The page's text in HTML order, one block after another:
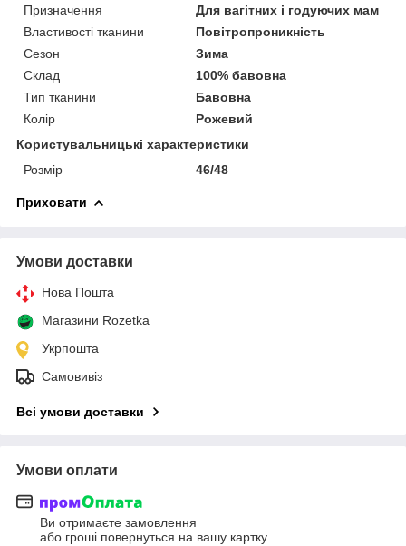
Призначення
Для вагітних і годуючих мам
Властивості тканини
Повітропроникність
Сезон
Зима
Склад
100% бавовна
Тип тканини
Бавовна
Колір
Рожевий
Користувальницькі характеристики
Розмір
46/48
Приховати
Умови доставки
Нова Пошта
Магазини Rozetka
Укрпошта
Самовивіз
Всі умови доставки
Умови оплати
Ви отримаєте замовлення
або гроші повернуться на вашу картку